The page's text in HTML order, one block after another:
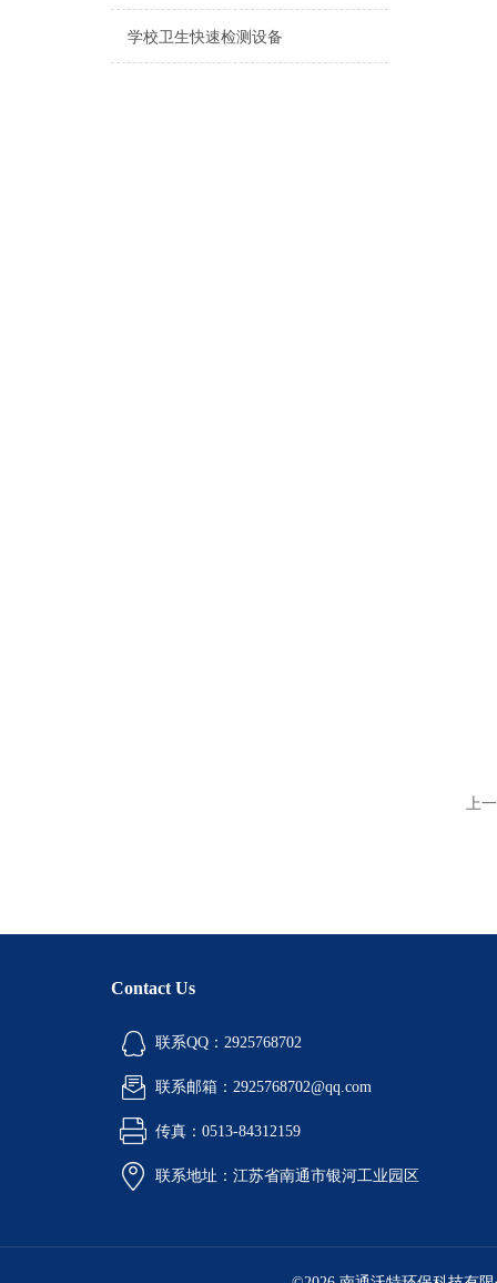
学校卫生快速检测设备
上
Contact Us
联系QQ：2925768702
联系邮箱：2925768702@qq.com
传真：0513-84312159
联系地址：江苏省南通市银河工业园区